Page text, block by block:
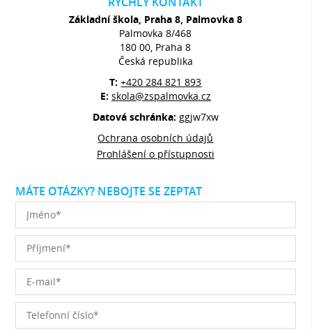
Základní škola, Praha 8, Palmovka 8
Palmovka 8/468
180 00, Praha 8
Česká republika
T:+420 284 821 893
E: skola@zspalmovka.cz
Datová schránka: ggjw7xw
Ochrana osobních údajů
Prohlášení o přístupnosti
MÁTE OTÁZKY? NEBOJTE SE ZEPTAT